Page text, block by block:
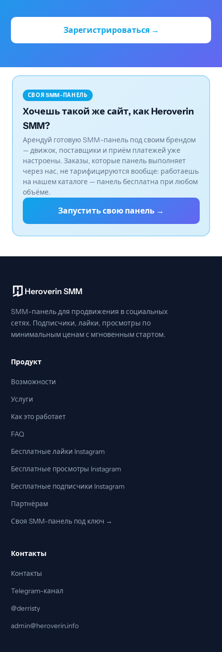
Зарегистрироваться →
СВОЯ SMM-ПАНЕЛЬ
Хочешь такой же сайт, как Heroverin
SMM?
Арендуй готовую SMM-панель под своим брендом
— движок, поставщики и приём платежей уже
настроены. Заказы, которые панель выполняет
через нас, не тарифицируются вообще: работаешь
на нашем каталоге — панель бесплатна при любом
объёме.
Запустить свою панель →
Heroverin SMM
SMM-панель для продвижения в социальных
сетях. Подписчики, лайки, просмотры по
минимальным ценам с мгновенным стартом.
Продукт
Возможности
Услуги
Как это работает
FAQ
Бесплатные лайки Instagram
Бесплатные просмотры Instagram
Бесплатные подписчики Instagram
Партнёрам
Своя SMM-панель под ключ →
Контакты
Контакты
Telegram-канал
@derristy
admin@heroverin.info